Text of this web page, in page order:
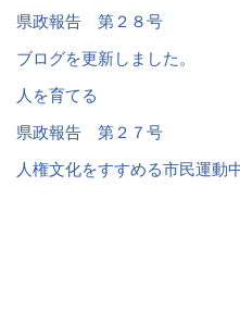
県政報告 第２８号
ブログを更新しました。
人を育てる
県政報告 第２７号
人権文化をすすめる市民運動